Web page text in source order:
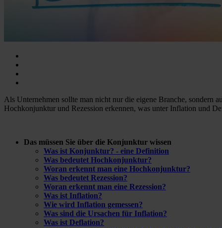
Als Unternehmen sollte man nicht nur die eigene Branche, sondern
Hochkonjunktur und Rezession erkennen, was unter Inflation und
Das müssen Sie über die Konjunktur wissen
Was ist Konjunktur? - eine Definition
Was bedeutet Hochkonjunktur?
Woran erkennt man eine Hochkonjunktur?
Was bedeutet Rezession?
Woran erkennt man eine Rezession?
Was ist Inflation?
Wie wird Inflation gemessen?
Was sind die Ursachen für Inflation?
Was ist Deflation?